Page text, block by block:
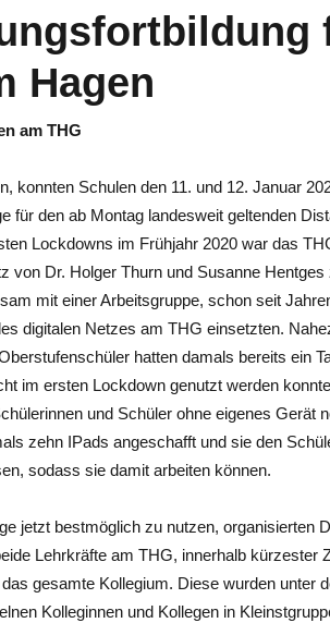
Hagen
am THG
konnten Schulen den 11. und 12. Januar
für den ab Montag landesweit geltenden
Lockdowns im Frühjahr 2020 war das
von Dr. Holger Thurn und Susanne Hentges
mit einer Arbeitsgruppe, schon seit
digitalen Netzes am THG einsetzten.
hatten damals bereits ein
im ersten Lockdown genutzt werden
und Schüler ohne eigenes Gerät
zehn IPads angeschafft und sie den
sodass sie damit arbeiten können.
jetzt bestmöglich zu nutzen, organisierten
Lehrkräfte am THG, innerhalb kürzester
gesamte Kollegium. Diese wurden unter
Kolleginnen und Kollegen in